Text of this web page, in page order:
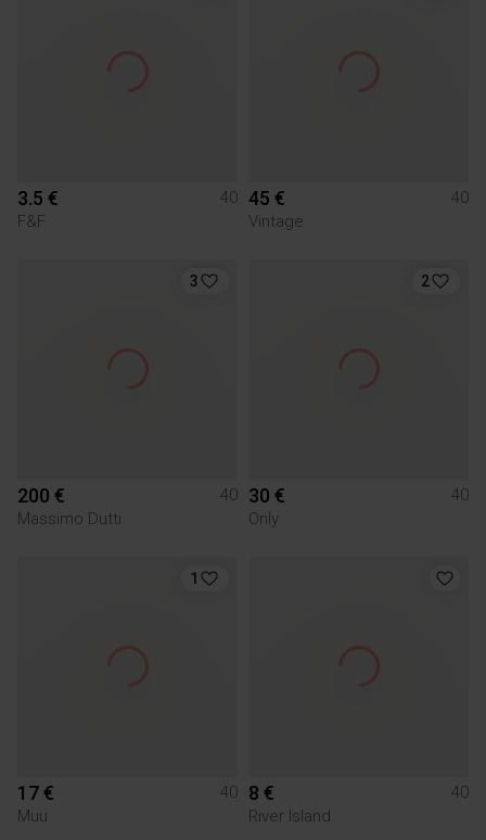
3.5 €
40
F&F
45 €
40
Vintage
3
200 €
40
Massimo Dutti
2
30 €
40
Only
1
17 €
40
Muu
8 €
40
River Island